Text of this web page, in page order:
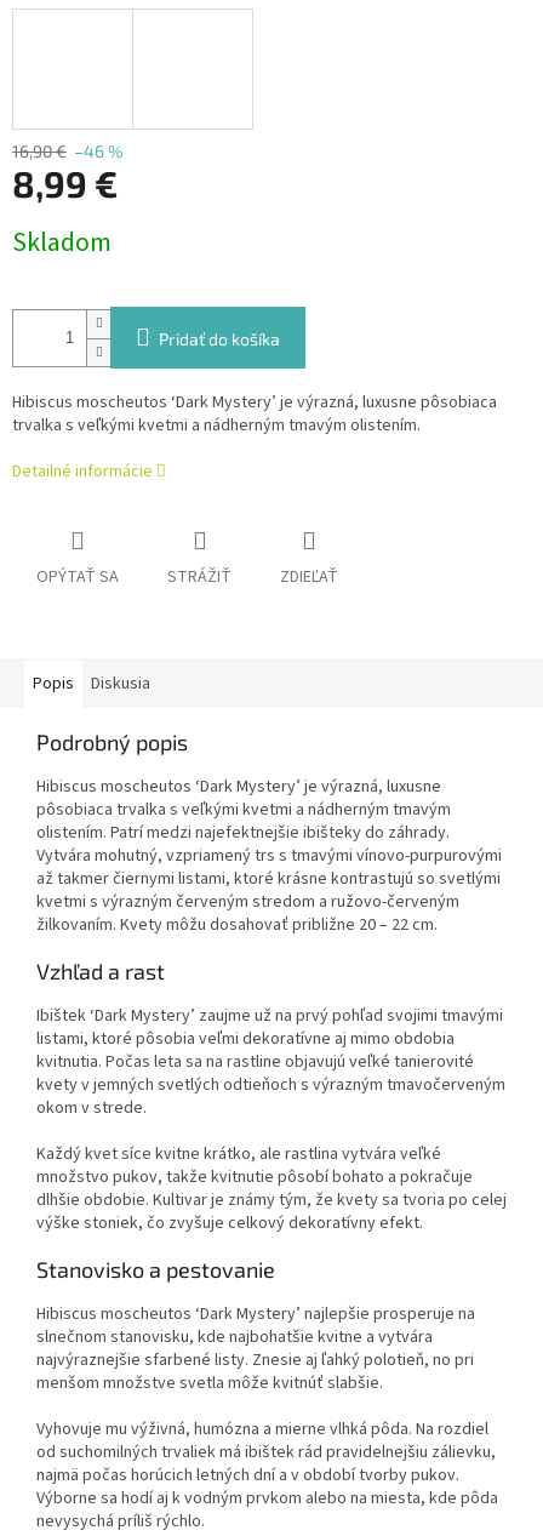
16,90 € –46 %
8,99 €
cena:
Skladom
Pridať do košíka
Hibiscus moscheutos ‘Dark Mystery’ je výrazná, luxusne pôsobiaca
trvalka s veľkými kvetmi a nádherným tmavým olistením.
Detailné informácie
OPÝTAŤ SA STRÁŽIŤ ZDIEĽAŤ
Popis Diskusia
Podrobný popis
Hibiscus moscheutos ‘Dark Mystery’ je výrazná, luxusne
pôsobiaca trvalka s veľkými kvetmi a nádherným tmavým
olistením. Patrí medzi najefektnejšie ibišteky do záhrady.
Vytvára mohutný, vzpriamený trs s tmavými vínovo-purpurovými
až takmer čiernymi listami, ktoré krásne kontrastujú so svetlými
kvetmi s výrazným červeným stredom a ružovo-červeným
žilkovaním. Kvety môžu dosahovať približne 20 – 22 cm.
Vzhľad a rast
Ibištek ‘Dark Mystery’ zaujme už na prvý pohľad svojimi tmavými
listami, ktoré pôsobia veľmi dekoratívne aj mimo obdobia
kvitnutia. Počas leta sa na rastline objavujú veľké tanierovité
kvety v jemných svetlých odtieňoch s výrazným tmavočerveným
okom v strede.
Každý kvet síce kvitne krátko, ale rastlina vytvára veľké
množstvo pukov, takže kvitnutie pôsobí bohato a pokračuje
dlhšie obdobie. Kultivar je známy tým, že kvety sa tvoria po celej
výške stoniek, čo zvyšuje celkový dekoratívny efekt.
Stanovisko a pestovanie
Hibiscus moscheutos ‘Dark Mystery’ najlepšie prosperuje na
slnečnom stanovisku, kde najbohatšie kvitne a vytvára
najvýraznejšie sfarbené listy. Znesie aj ľahký polotieň, no pri
menšom množstve svetla môže kvitnúť slabšie.
Vyhovuje mu výživná, humózna a mierne vlhká pôda. Na rozdiel
od suchomilných trvaliek má ibištek rád pravidelnejšiu zálievku,
najmä počas horúcich letných dní a v období tvorby pukov.
Výborne sa hodí aj k vodným prvkom alebo na miesta, kde pôda
nevysychá príliš rýchlo.